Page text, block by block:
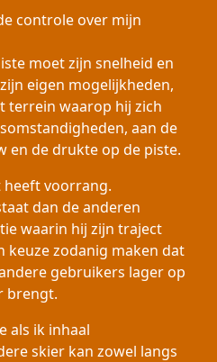
controle over mijn
moet zijn snelheid en
eigen mogelijkheden,
terrein waarop hij zich
aan de
en de drukte op de piste.
heeft voorrang.
dan de anderen
waarin hij zijn traject
keuze zodanig maken dat
gebruikers lager op
brengt.
als ik inhaal
skier kan zowel langs